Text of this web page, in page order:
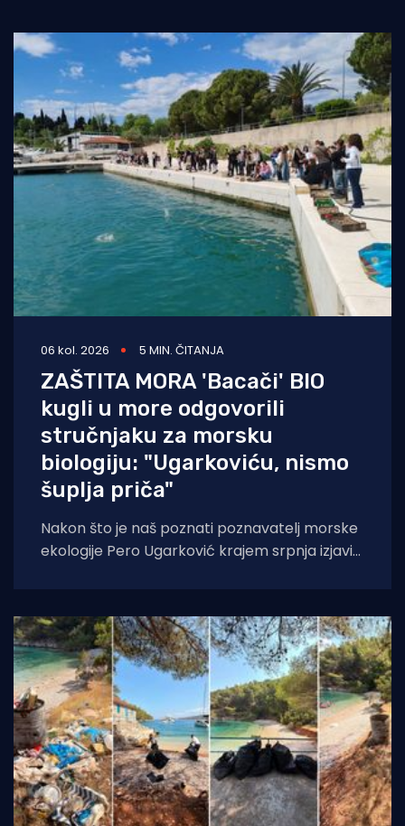
06 kol. 2026 5 MIN. ČITANJA
ZAŠTITA MORA 'Bacači' BIO
kugli u more odgovorili
stručnjaku za morsku
biologiju: "Ugarkoviću, nismo
šuplja priča"
Nakon što je naš poznati poznavatelj morske
ekologije Pero Ugarković krajem srpnja izjavio